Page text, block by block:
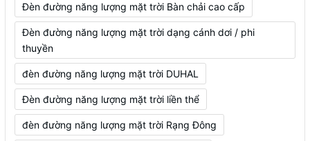
Đèn đường năng lượng mặt trời Bàn chải cao cấp
Đèn đường năng lượng mặt trời dạng cánh dơi / phi
thuyền
đèn đường năng lượng mặt trời DUHAL
Đèn đường năng lượng mặt trời liền thể
đèn đường năng lượng mặt trời Rạng Đông